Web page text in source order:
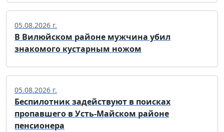
05.08.2026 г.
В Вилюйском районе мужчина убил
знакомого кустарным ножом
05.08.2026 г.
Беспилотник задействуют в поисках
пропавшего в Усть-Майском районе
пенсионера